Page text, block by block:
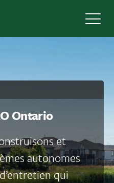
Ontario
et
autonomes
qui